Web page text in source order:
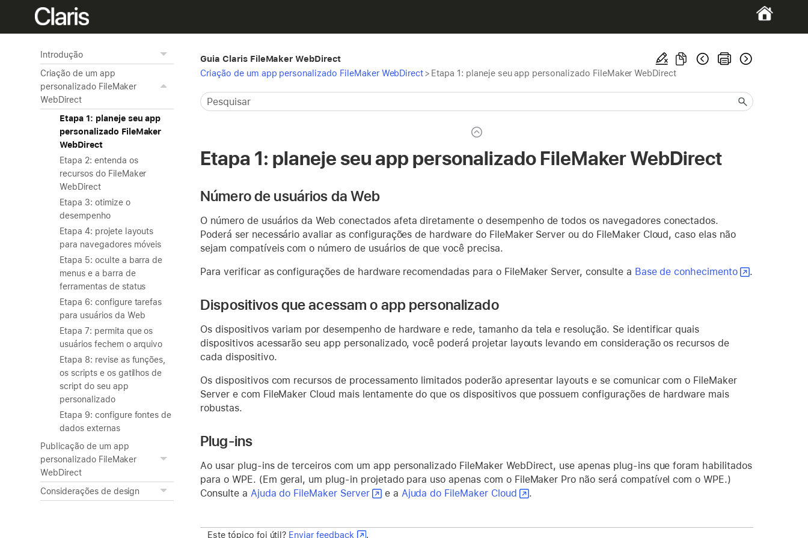
Introdução
Criação de um app
personalizado FileMaker
WebDirect
Etapa 1: planeje seu app
personalizado FileMaker
WebDirect
Etapa 2: entenda os
recursos do FileMaker
WebDirect
Etapa 3: otimize o
desempenho
Etapa 4: projete layouts
para navegadores móveis
Etapa 5: oculte a barra de
menus e a barra de
ferramentas de status
Etapa 6: configure tarefas
para usuários da Web
Etapa 7: permita que os
usuários fechem o arquivo
Etapa 8: revise as funções,
os scripts e os gatilhos de
script do seu app
personalizado
Etapa 9: configure fontes de
dados externas
Publicação de um app
personalizado FileMaker
WebDirect
Considerações de design
Guia Claris FileMaker WebDirect
Criação de um app personalizado FileMaker WebDirect> Etapa 1: planeje seu app personalizado FileMaker WebDirect
Etapa 1: planeje seu app personalizado FileMaker WebDirect
Número de usuários da Web
O número de usuários da Web conectados afeta diretamente o desempenho de todos os navegadores conectados.
Poderá ser necessário avaliar as configurações de hardware do FileMaker Server ou do FileMaker Cloud, caso elas não
sejam compatíveis com o número de usuários de que você precisa.
Para verificar as configurações de hardware recomendadas para o FileMaker Server, consulte a Base de conhecimento .
Dispositivos que acessam o app personalizado
Os dispositivos variam por desempenho de hardware e rede, tamanho da tela e resolução. Se identificar quais
dispositivos acessarão seu app personalizado, você poderá projetar layouts levando em consideração os recursos de
cada dispositivo.
Os dispositivos com recursos de processamento limitados poderão apresentar layouts e se comunicar com o FileMaker
Server e com FileMaker Cloud mais lentamente do que os dispositivos que possuem configurações de hardware mais
robustas.
Plug-ins
Ao usar plug-ins de terceiros com um app personalizado FileMaker WebDirect, use apenas plug-ins que foram habilitados
para o WPE. (Em geral, um plug-in projetado para uso apenas com o FileMaker Pro não será compatível com o WPE.)
Consulte a Ajuda do FileMaker Server e a Ajuda do FileMaker Cloud .
Este tópico foi útil? Enviar feedback .